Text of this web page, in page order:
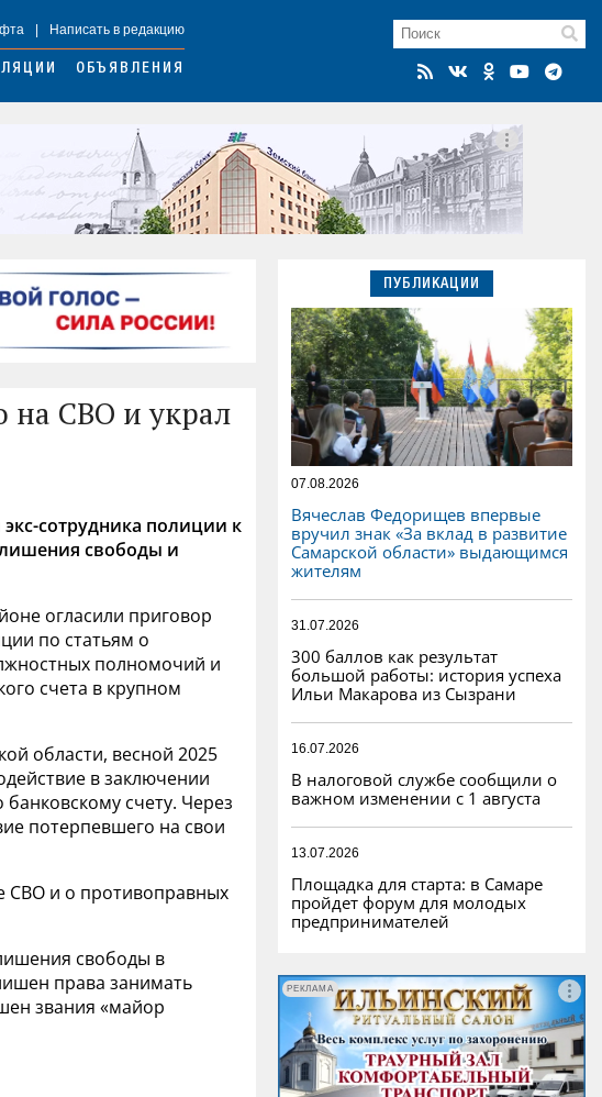
Написать в редакцию
ОБЪЯВЛЕНИЯ
на СВО и украл
сотрудника полиции к
свободы и
огласили приговор
по статьям о
полномочий и
счета в крупном
области, весной 2025
в заключении
счету. Через
потерпевшего на свои
СВО и о противоправных
свободы в
права занимать
звания «майор
ПУБЛИКАЦИИ
07.08.2026
Вячеслав Федорищев впервые
вручил знак «За вклад в развитие
Самарской области» выдающимся
жителям
31.07.2026
300 баллов как результат
большой работы: история успеха
Ильи Макарова из Сызрани
16.07.2026
В налоговой службе сообщили о
важном изменении с 1 августа
13.07.2026
Площадка для старта: в Самаре
пройдет форум для молодых
предпринимателей
РЕКЛАМА